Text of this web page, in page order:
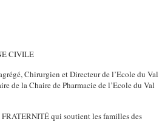
CIVILE
Chirurgien et Directeur de l’Ecole du Val
de la Chaire de Pharmacie de l’Ecole du Val
FRATERNITÉ qui soutient les familles des